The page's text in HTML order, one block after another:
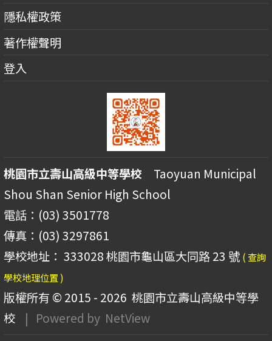
隱私權政策
著作權聲明
登入
桃園市立壽山高級中等學校 Taoyuan Municipal
Shou Shan Senior High School
電話：(03) 3501778
傳真：(03) 3297861
學校地址： 333028 桃園市龜山區大同路 23 號 ( 查詢
學校地理位置 )
版權所有 © 2015 - 2026 桃園市立壽山高級中等學
校
| Powered by NetView